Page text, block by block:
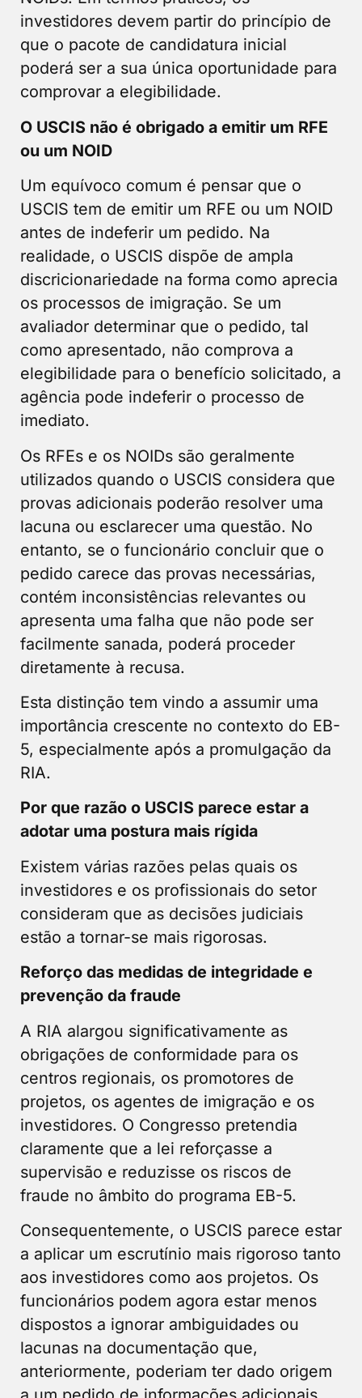
investidores devem partir do princípio de
que o pacote de candidatura inicial
poderá ser a sua única oportunidade para
comprovar a elegibilidade.
O USCIS não é obrigado a emitir um RFE
ou um NOID
Um equívoco comum é pensar que o
USCIS tem de emitir um RFE ou um NOID
antes de indeferir um pedido. Na
realidade, o USCIS dispõe de ampla
discricionariedade na forma como aprecia
os processos de imigração. Se um
avaliador determinar que o pedido, tal
como apresentado, não comprova a
elegibilidade para o benefício solicitado, a
agência pode indeferir o processo de
imediato.
Os RFEs e os NOIDs são geralmente
utilizados quando o USCIS considera que
provas adicionais poderão resolver uma
lacuna ou esclarecer uma questão. No
entanto, se o funcionário concluir que o
pedido carece das provas necessárias,
contém inconsistências relevantes ou
apresenta uma falha que não pode ser
facilmente sanada, poderá proceder
diretamente à recusa.
Esta distinção tem vindo a assumir uma
importância crescente no contexto do EB-
5, especialmente após a promulgação da
RIA.
Por que razão o USCIS parece estar a
adotar uma postura mais rígida
Existem várias razões pelas quais os
investidores e os profissionais do setor
consideram que as decisões judiciais
estão a tornar-se mais rigorosas.
Reforço das medidas de integridade e
prevenção da fraude
A RIA alargou significativamente as
obrigações de conformidade para os
centros regionais, os promotores de
projetos, os agentes de imigração e os
investidores. O Congresso pretendia
claramente que a lei reforçasse a
supervisão e reduzisse os riscos de
fraude no âmbito do programa EB-5.
Consequentemente, o USCIS parece estar
a aplicar um escrutínio mais rigoroso tanto
aos investidores como aos projetos. Os
funcionários podem agora estar menos
dispostos a ignorar ambiguidades ou
lacunas na documentação que,
anteriormente, poderiam ter dado origem